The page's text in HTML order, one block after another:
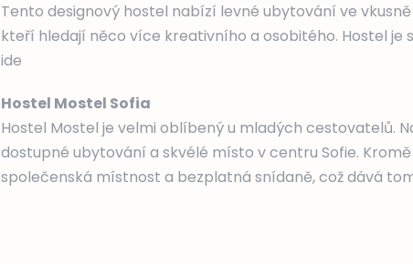
Tento designový hostel nabízí levné ubytování ve
kteří hledají něco více kreativního a osobitého. Hostel je
ide
Hostel Mostel Sofia
Hostel Mostel je velmi oblíbený u mladých cestovatelů.
dostupné ubytování a skvélé místo v centru Sofie.
společenská místnost a bezplatná snídaně, což dává